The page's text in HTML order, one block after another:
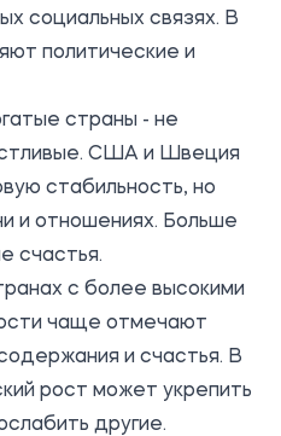
социальных связях. В
политические и
страны - не
США и Швеция
стабильность, но
и отношениях. Больше
счастья.
с более высокими
чаще отмечают
и счастья. В
рост может укрепить
другие.